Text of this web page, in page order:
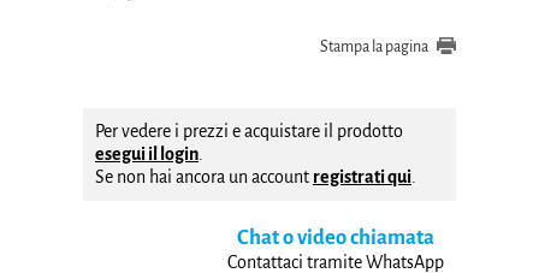
Stampa la pagina
Per vedere i prezzi e acquistare il prodotto
esegui il login
Se non hai ancora un account registrati qui
Chat o video chiamata
Contattaci tramite WhatsApp